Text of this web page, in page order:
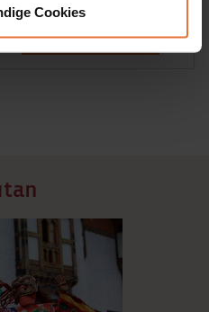
Cookies
DETAILS & BUCHEN